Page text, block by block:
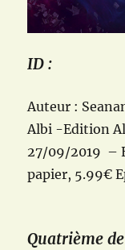
ID :
Auteur :
Albi -Edition
27/09/2019 –
papier, 5.99€
Quatrième